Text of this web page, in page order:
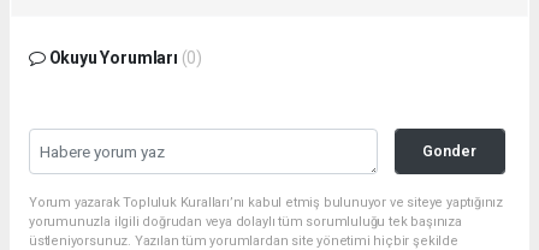
Okuyu Yorumları (0)
Gonder
Yorum yazarak Topluluk Kuralları’nı kabul etmiş bulunuyor ve siteye yaptığınız
yorumunuzla ilgili doğrudan veya dolaylı tüm sorumluluğu tek başınıza
üstleniyorsunuz. Yazılan tüm yorumlardan site yönetimi hiçbir şekilde